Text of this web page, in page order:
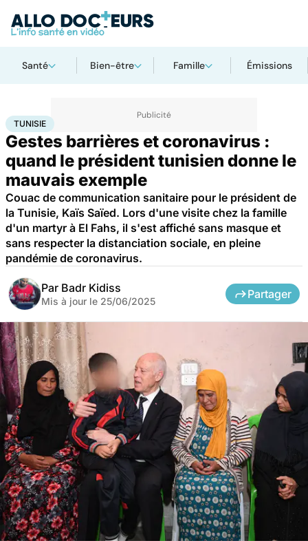
Santé Bien-être Famille Émissions
AccueilSanté Maladies infectieuses
TUNISIE
Gestes barrières et coronavirus :
quand le président tunisien donne le
mauvais exemple
Couac de communication sanitaire pour le président de
la Tunisie, Kaïs Saïed. Lors d'une visite chez la famille
d'un martyr à El Fahs, il s'est affiché sans masque et
sans respecter la distanciation sociale, en pleine
pandémie de coronavirus.
Par Badr Kidiss
Mis à jour le 25/06/2025
Partager